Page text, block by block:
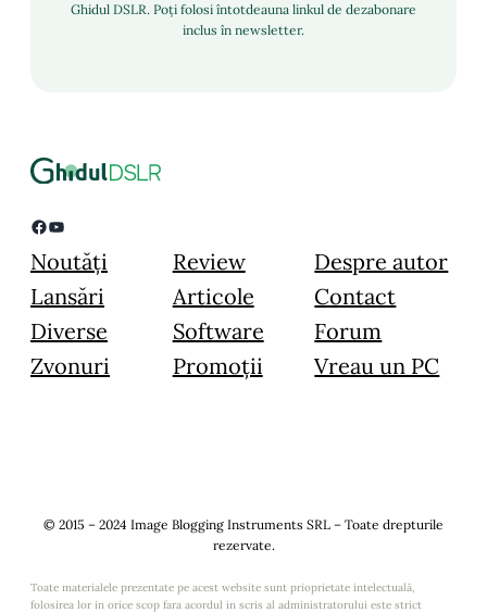
Ghidul DSLR. Poți folosi întotdeauna linkul de dezabonare
inclus în newsletter.
Facebook YouTube
Noutăți
Lansări
Diverse
Zvonuri
Review
Articole
Software
Promoții
Despre autor
Contact
Forum
Vreau un PC
© 2015 – 2024 Image Blogging Instruments SRL – Toate drepturile
rezervate.
Toate materialele prezentate pe acest website sunt prioprietate intelectuală,
folosirea lor in orice scop fara acordul in scris al administratorului este strict